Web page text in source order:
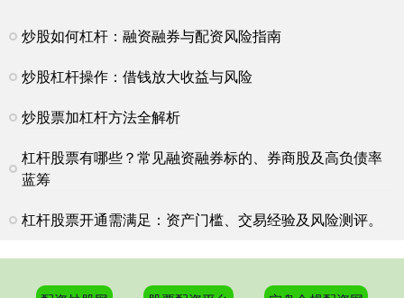
炒股如何杠杆：融资融券与配资风险指南
炒股杠杆操作：借钱放大收益与风险
炒股票加杠杆方法全解析
杠杆股票有哪些？常见融资融券标的、券商股及高负债率
蓝筹
杠杆股票开通需满足：资产门槛、交易经验及风险测评。